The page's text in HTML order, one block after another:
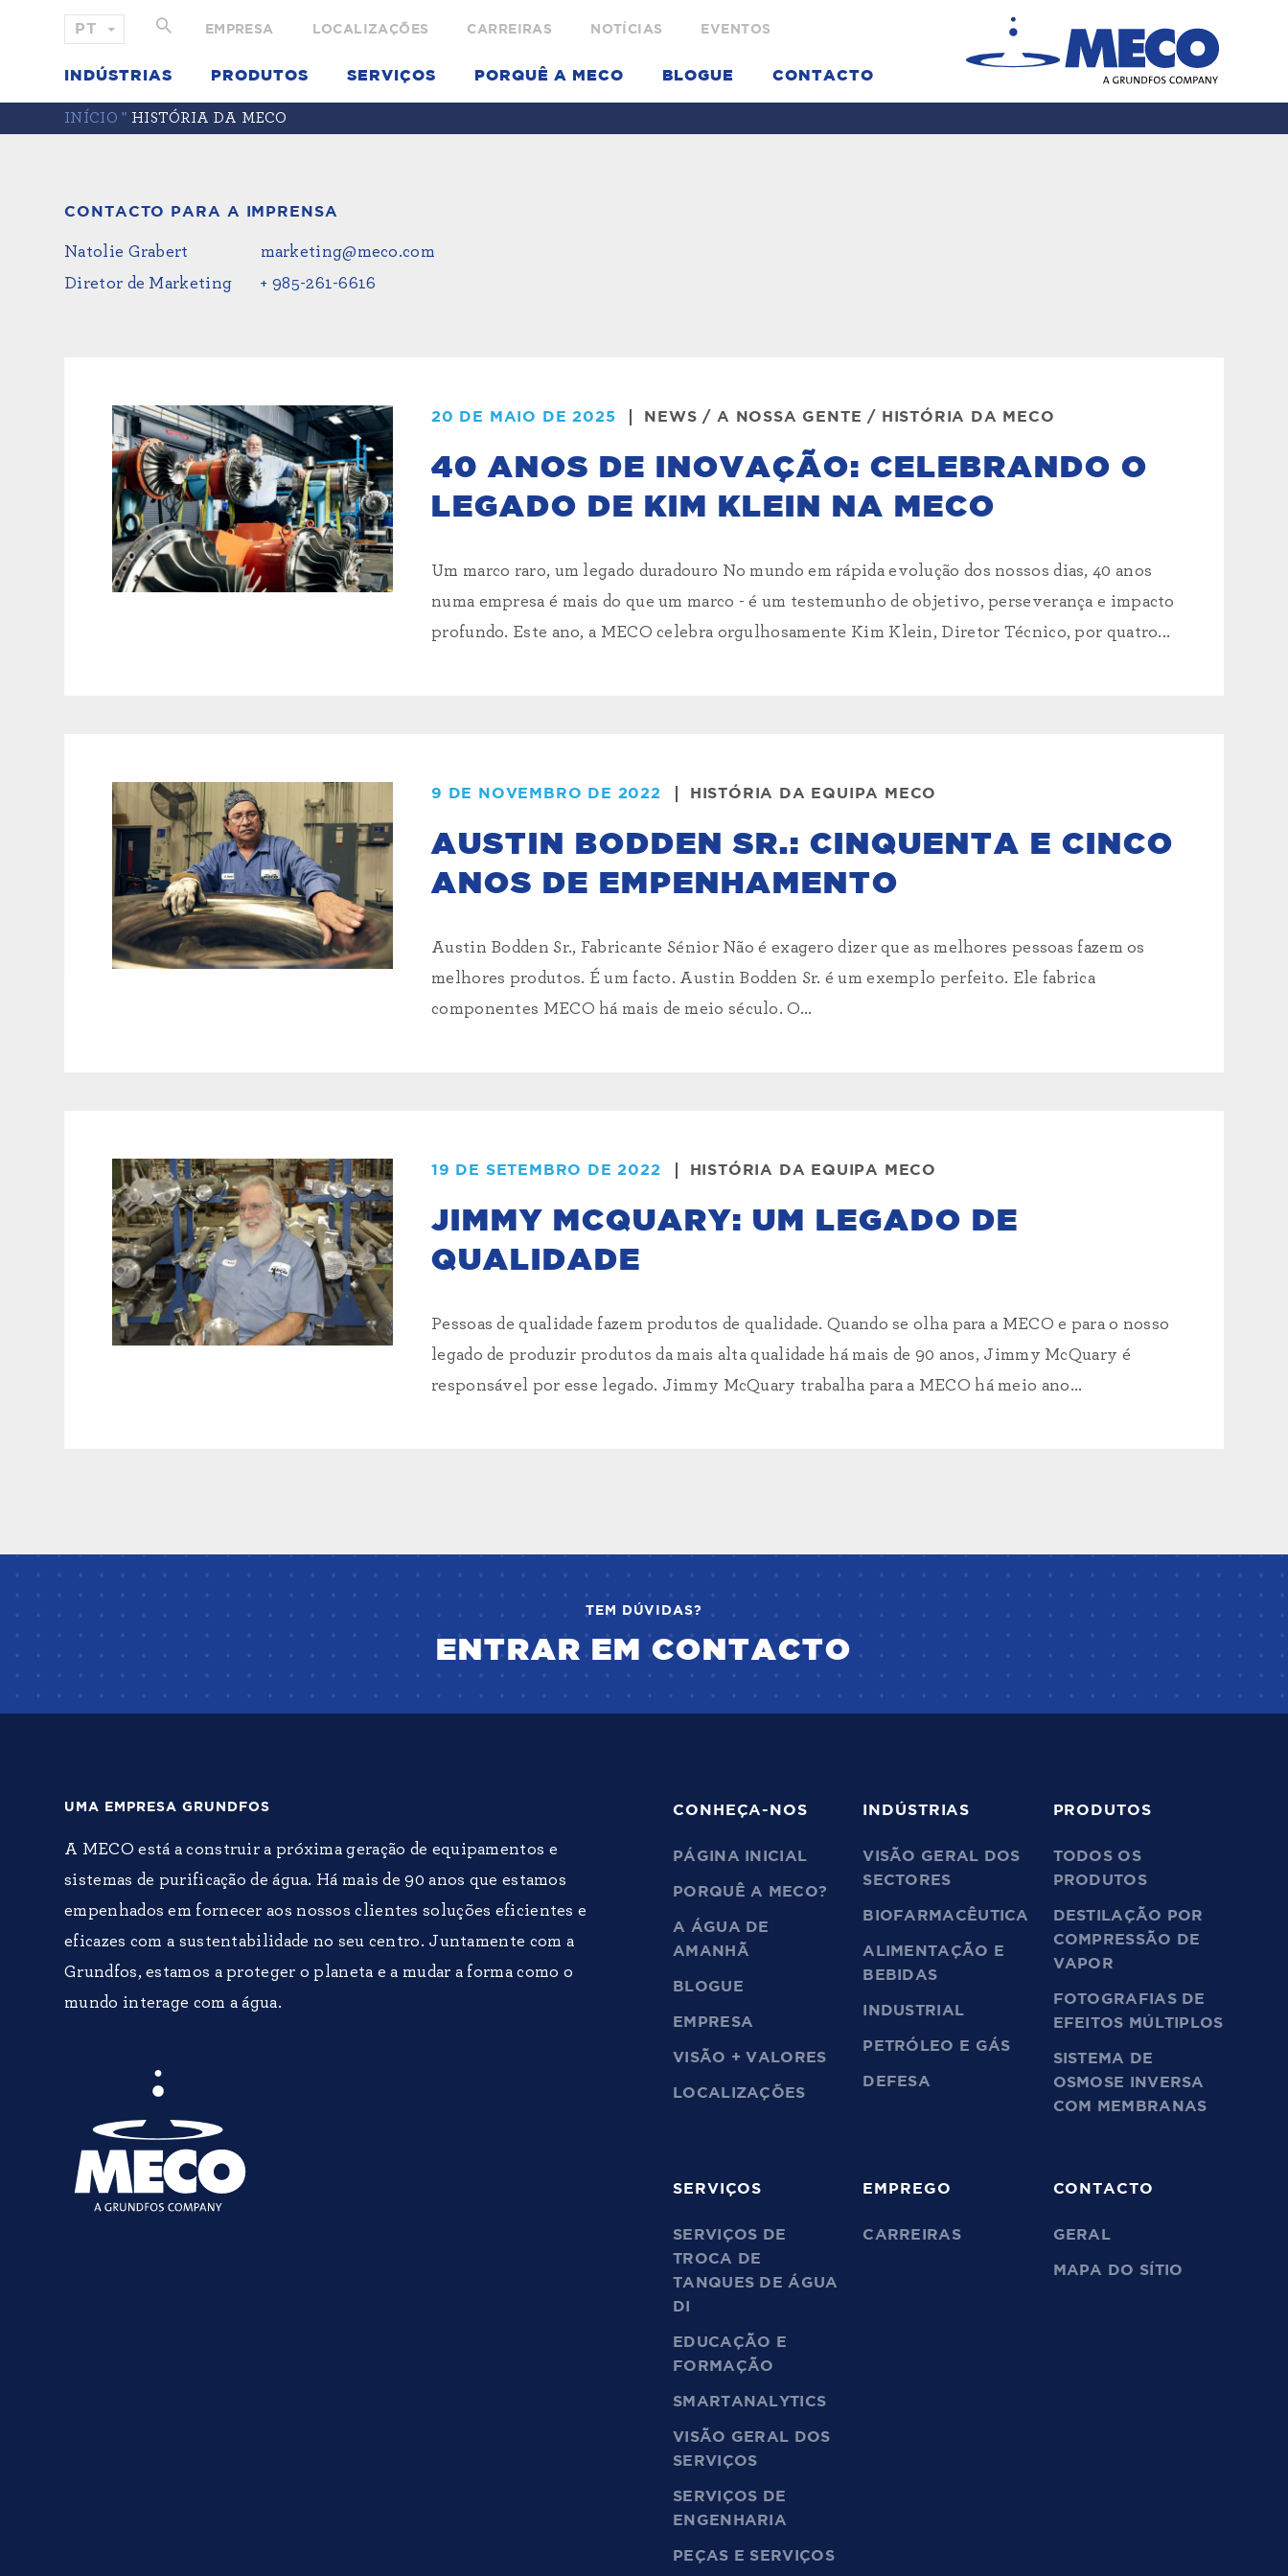
EMPRESA LOCALIZAÇÕES CARREIRAS NOTÍCIAS EVENTOS
INDÚSTRIAS PRODUTOS SERVIÇOS PORQUÊ A MECO BLOGUE CONTACTO
INÍCIO " HISTÓRIA DA MECO
CONTACTO PARA A IMPRENSA
Natolie Grabert
marketing@meco.com
Diretor de Marketing
+ 985-261-6616
20 DE MAIO DE 2025 NEWS / A NOSSA GENTE / HISTÓRIA DA MECO
40 ANOS DE INOVAÇÃO: CELEBRANDO O
LEGADO DE KIM KLEIN NA MECO
Um marco raro, um legado duradouro No mundo em rápida evolução dos nossos dias, 40 anos
numa empresa é mais do que um marco - é um testemunho de objetivo, perseverança e impacto
profundo. Este ano, a MECO celebra orgulhosamente Kim Klein, Diretor Técnico, por quatro...
9 DE NOVEMBRO DE 2022 HISTÓRIA DA EQUIPA MECO
AUSTIN BODDEN SR.: CINQUENTA E CINCO
ANOS DE EMPENHAMENTO
Austin Bodden Sr., Fabricante Sénior Não é exagero dizer que as melhores pessoas fazem os
melhores produtos. É um facto. Austin Bodden Sr. é um exemplo perfeito. Ele fabrica
componentes MECO há mais de meio século. O...
19 DE SETEMBRO DE 2022 HISTÓRIA DA EQUIPA MECO
JIMMY MCQUARY: UM LEGADO DE
QUALIDADE
Pessoas de qualidade fazem produtos de qualidade. Quando se olha para a MECO e para o nosso
legado de produzir produtos da mais alta qualidade há mais de 90 anos, Jimmy McQuary é
responsável por esse legado. Jimmy McQuary trabalha para a MECO há meio ano...
TEM DÚVIDAS?
ENTRAR EM CONTACTO
CONHEÇA-NOS
PÁGINA INICIAL
PORQUÊ A MECO?
A ÁGUA DE
AMANHÃ
BLOGUE
EMPRESA
VISÃO + VALORES
LOCALIZAÇÕES
INDÚSTRIAS
VISÃO GERAL DOS
SECTORES
BIOFARMACÊUTICA
ALIMENTAÇÃO E
BEBIDAS
INDUSTRIAL
PETRÓLEO E GÁS
DEFESA
PRODUTOS
TODOS OS
PRODUTOS
DESTILAÇÃO POR
COMPRESSÃO DE
VAPOR
FOTOGRAFIAS DE
EFEITOS MÚLTIPLOS
SISTEMA DE
OSMOSE INVERSA
COM MEMBRANAS
SERVIÇOS
SERVIÇOS DE
TROCA DE
TANQUES DE ÁGUA
DI
EDUCAÇÃO E
FORMAÇÃO
SMARTANALYTICS
VISÃO GERAL DOS
SERVIÇOS
SERVIÇOS DE
ENGENHARIA
PEÇAS E SERVIÇOS
EMPREGO
CARREIRAS
CONTACTO
GERAL
MAPA DO SÍTIO
UMA EMPRESA GRUNDFOS
A MECO está a construir a próxima geração de equipamentos e
sistemas de purificação de água. Há mais de 90 anos que estamos
empenhados em fornecer aos nossos clientes soluções eficientes e
eficazes com a sustentabilidade no seu centro. Juntamente com a
Grundfos, estamos a proteger o planeta e a mudar a forma como o
mundo interage com a água.